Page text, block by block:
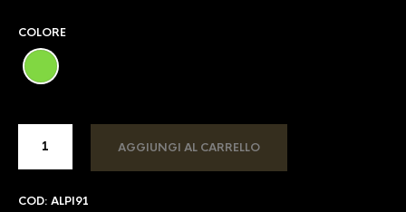
COLORE
AGGIUNGI AL CARRELLO
COD: ALPI91